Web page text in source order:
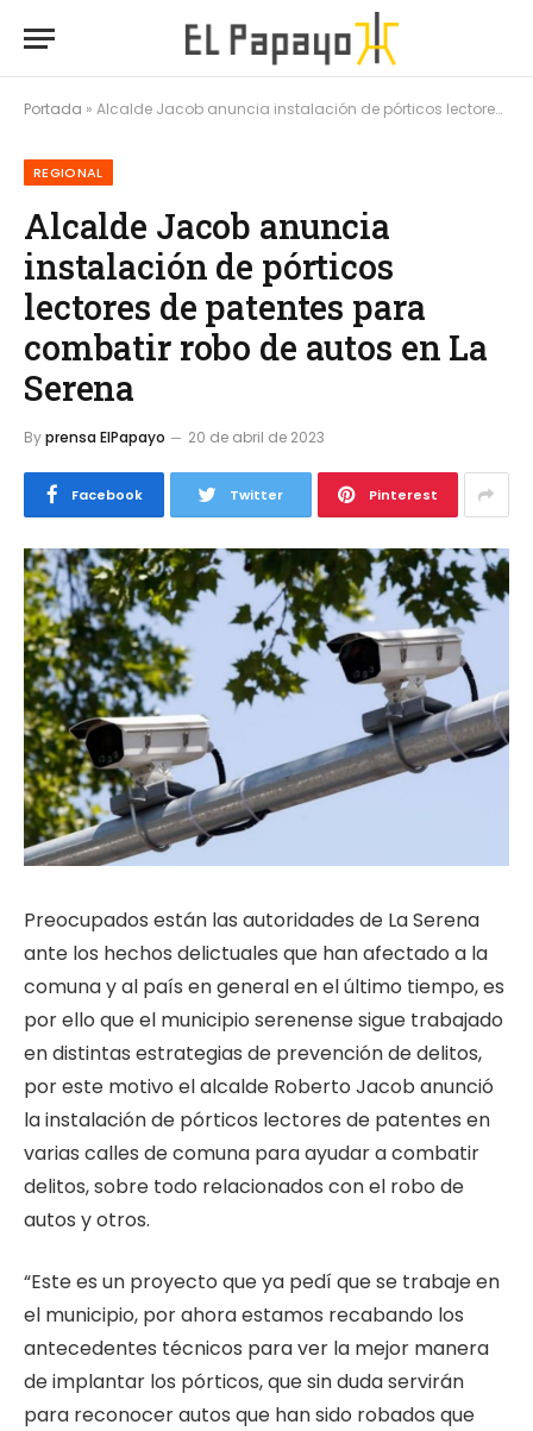
Portada » Alcalde Jacob anuncia instalación de pórticos lectores de patentes para combatir robo de autos en La Serena
REGIONAL
Alcalde Jacob anuncia
instalación de pórticos
lectores de patentes para
combatir robo de autos en La
Serena
Byprensa ElPapayo 20 de abril de 2023
Facebook Twitter Pinterest
Preocupados están las autoridades de La Serena
ante los hechos delictuales que han afectado a la
comuna y al país en general en el último tiempo, es
por ello que el municipio serenense sigue trabajado
en distintas estrategias de prevención de delitos,
por este motivo el alcalde Roberto Jacob anunció
la instalación de pórticos lectores de patentes en
varias calles de comuna para ayudar a combatir
delitos, sobre todo relacionados con el robo de
autos y otros.
“Este es un proyecto que ya pedí que se trabaje en
el municipio, por ahora estamos recabando los
antecedentes técnicos para ver la mejor manera
de implantar los pórticos, que sin duda servirán
para reconocer autos que han sido robados que